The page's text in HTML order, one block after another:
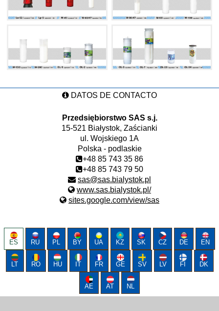
DATOS DE CONTACTO
Przedsiębiorstwo SAS s.j.
15-521 Białystok, Zaścianki
ul. Wojskiego 1A
Polska - podlaskie
+48 85 743 35 86
+48 85 743 79 50
sas@sas.bialystok.pl
www.sas.bialystok.pl/
sites.google.com/view/sas
ES RU PL BY UA KZ SK CZ DE EN
LT RO HU IT FR GE SV LV FI DK
AE AT NL